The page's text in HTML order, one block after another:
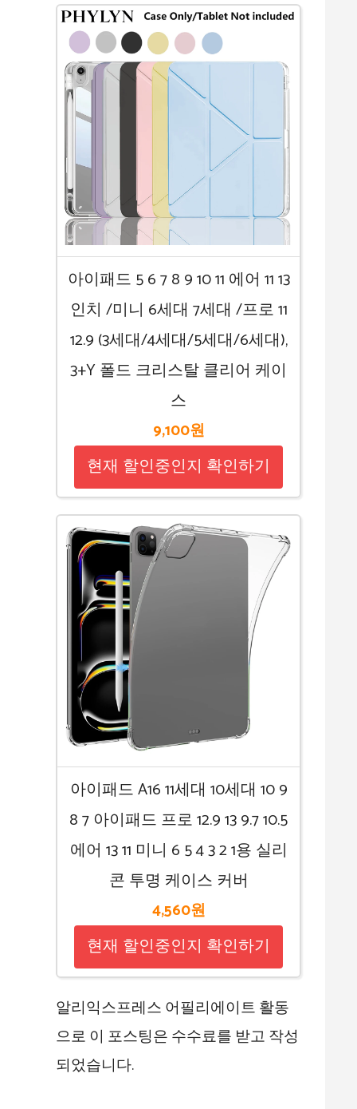
아이패드 5 6 7 8 9 10 11 에어 11 13
인치 /미니 6세대 7세대 /프로 11
12.9 (3세대/4세대/5세대/6세대),
3+Y 폴드 크리스탈 클리어 케이
스
9,100원
현재 할인중인지 확인하기
아이패드 A16 11세대 10세대 10 9
8 7 아이패드 프로 12.9 13 9.7 10.5
에어 13 11 미니 6 5 4 3 2 1용 실리
콘 투명 케이스 커버
4,560원
현재 할인중인지 확인하기
알리익스프레스 어필리에이트 활동
으로 이 포스팅은 수수료를 받고 작성
되었습니다.